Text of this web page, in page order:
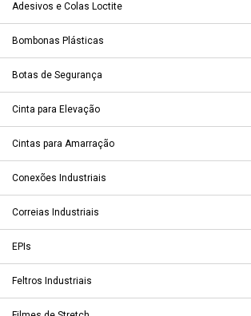
Adesivos e Colas Loctite
Bombonas Plásticas
Botas de Segurança
Cinta para Elevação
Cintas para Amarração
Conexões Industriais
Correias Industriais
EPIs
Feltros Industriais